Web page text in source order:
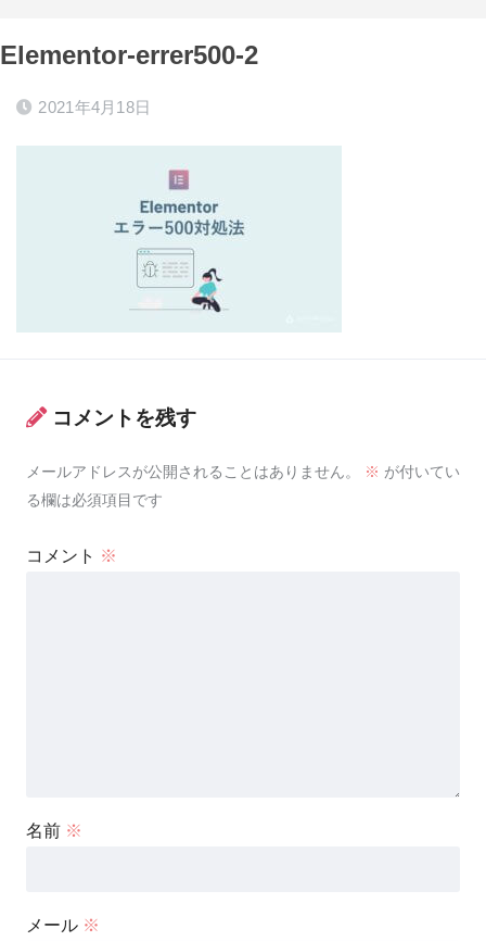
Elementor-errer500-2
2021年4月18日
コメントを残す
メールアドレスが公開されることはありません。 ※ が付いてい
る欄は必須項目です
コメント ※
名前 ※
メール ※